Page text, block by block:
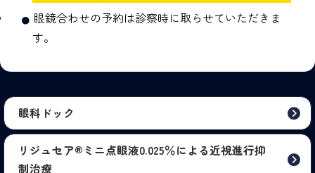
眼鏡合わせの予約は診察時に取らせていただきま
す。
眼科ドック
リジュセア®ミニ点眼液0.025％による近視進行抑
制治療